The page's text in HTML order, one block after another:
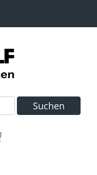
Suchen